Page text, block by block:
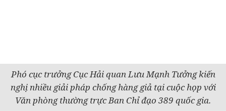
Phó cục trưởng Cục Hải quan Lưu Mạnh Tưởng kiến
nghị nhiều giải pháp chống hàng giả tại cuộc họp với
Văn phòng thường trực Ban Chỉ đạo 389 quốc gia.